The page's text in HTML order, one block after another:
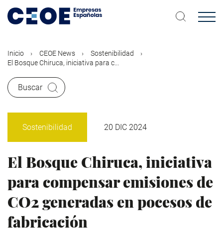
contenido
Inicio CEOE News
Sostenibilidad
El Bosque Chiruca, iniciativa para c...
Buscar
Sostenibilidad 20 DIC 2024
El Bosque Chiruca, iniciativa
para compensar emisiones de
CO2 generadas en pocesos de
fabricación